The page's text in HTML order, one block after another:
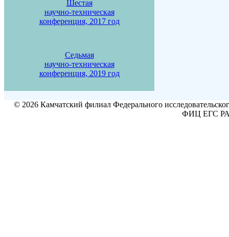
Шестая
научно-техническая
конференция, 2017 год
Седьмая
научно-техническая
конференция, 2019 год
© 2026 Камчатский филиал Федерального
ФИЦ ЕГС